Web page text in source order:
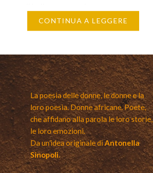
snapchat invece di perdere la
CONTINUA A LEGGERE
La poesia delle donne, le donne e la
loro poesia. Donne africane. Poete,
che affidano alla parola le loro storie,
le loro emozioni.
Da un’idea originale diAntonella
Sinopoli.